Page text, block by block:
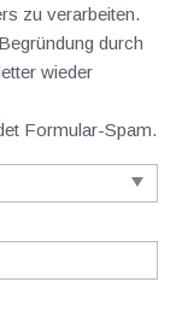
zu verarbeiten.
durch
wieder
Formular-Spam.